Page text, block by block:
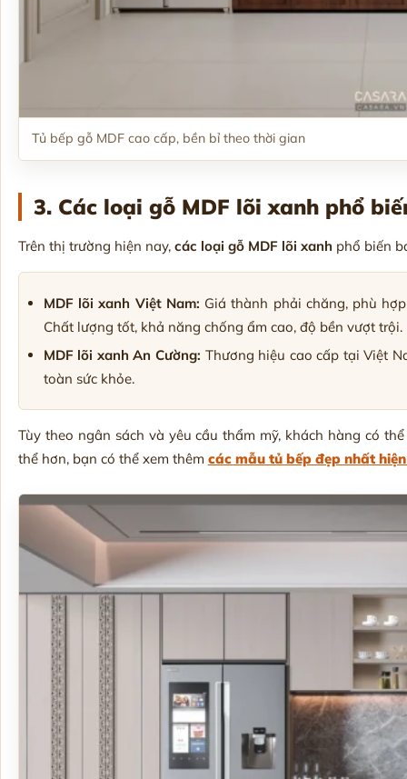
Tủ bếp gỗ MDF cao cấp, bền bỉ theo thời gian
3. Các loại gỗ MDF lõi xanh phổ
Trên thị trường hiện nay, các loại gỗ MDF lõi xanh phổ biến
MDF lõi xanh Việt Nam: Giá thành phải chăng, phù
Chất lượng tốt, khả năng chống ẩm cao, độ bền vượt trội.
MDF lõi xanh An Cường: Thương hiệu cao cấp tại Việt
toàn sức khỏe.
Tùy theo ngân sách và yêu cầu thẩm mỹ, khách hàng có
thể hơn, bạn có thể xem thêm các mẫu tủ bếp đẹp nhất